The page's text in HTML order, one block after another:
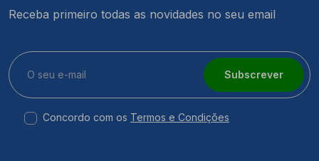
Receba primeiro todas as novidades no seu email
Subscrever
Concordo com os Termos e Condições